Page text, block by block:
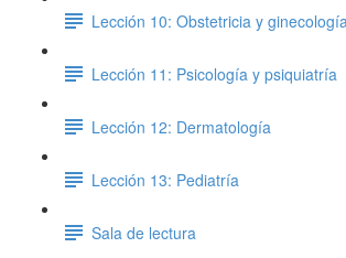
Lección 10: Obstetricia y ginecología
Lección 11: Psicología y psiquiatría
Lección 12: Dermatología
Lección 13: Pediatría
Sala de lectura